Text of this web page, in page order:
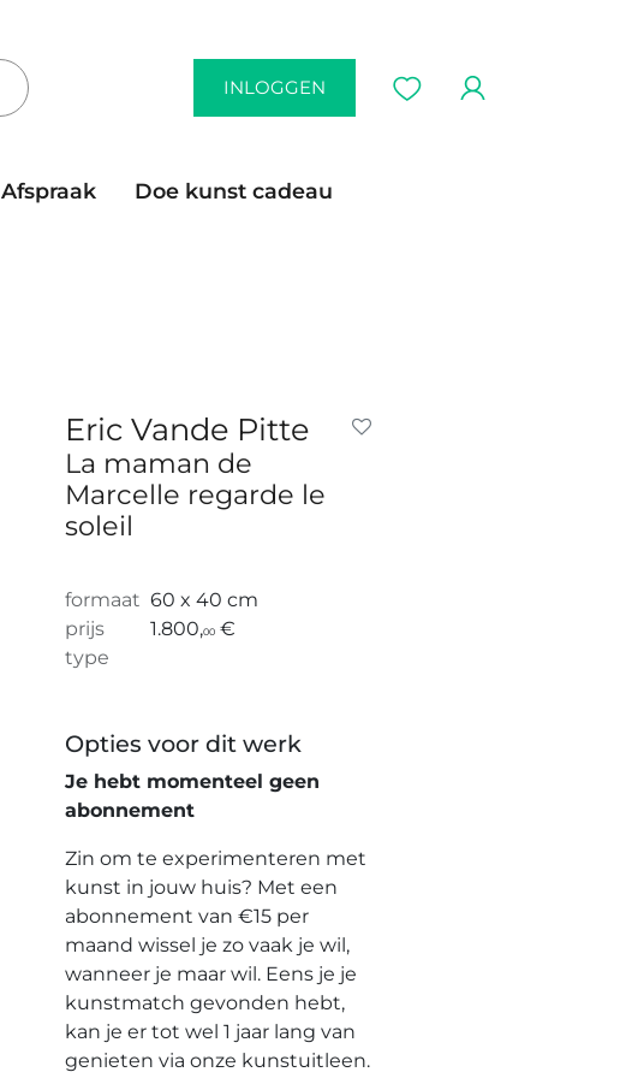
INLOGGEN
Afspraak
Doe kunst cadeau
Eric Vande Pitte
La maman de
Marcelle regarde le
soleil
formaat 60 x 40 cm
prijs
1.800,00 €
type
Opties voor dit werk
Je hebt momenteel geen
abonnement
Zin om te experimenteren met
kunst in jouw huis? Met een
abonnement van €15 per
maand wissel je zo vaak je wil,
wanneer je maar wil. Eens je je
kunstmatch gevonden hebt,
kan je er tot wel 1 jaar lang van
genieten via onze kunstuitleen.